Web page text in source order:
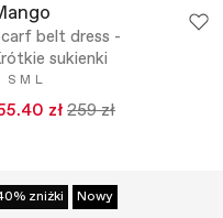
belt dress -
sukienki
S M L
zł 259 zł
zniżki Nowy